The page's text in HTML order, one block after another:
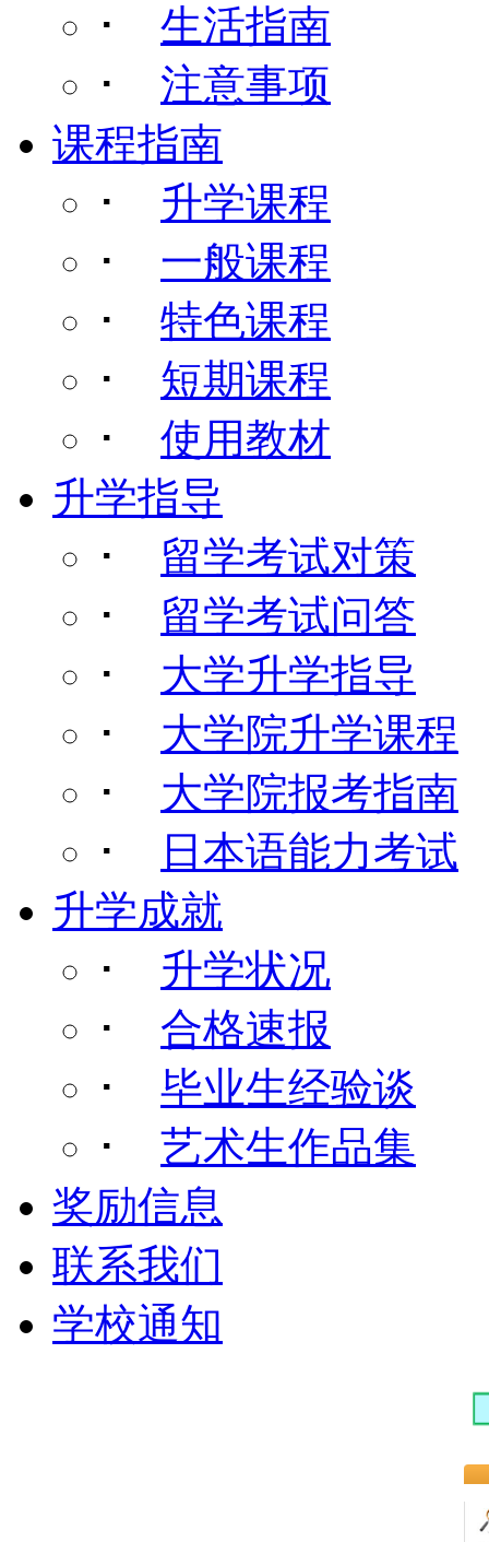
･ 生活指南
･ 注意事项
课程指南
･ 升学课程
･ 一般课程
･ 特色课程
･ 短期课程
･ 使用教材
升学指导
･ 留学考试对策
･ 留学考试问答
･ 大学升学指导
･ 大学院升学课程
･ 大学院报考指南
･
日本语能力考试
升学成就
･ 升学状况
･ 合格速报
･ 毕业生经验谈
･ 艺术生作品集
奖励信息
联系我们
学校通知